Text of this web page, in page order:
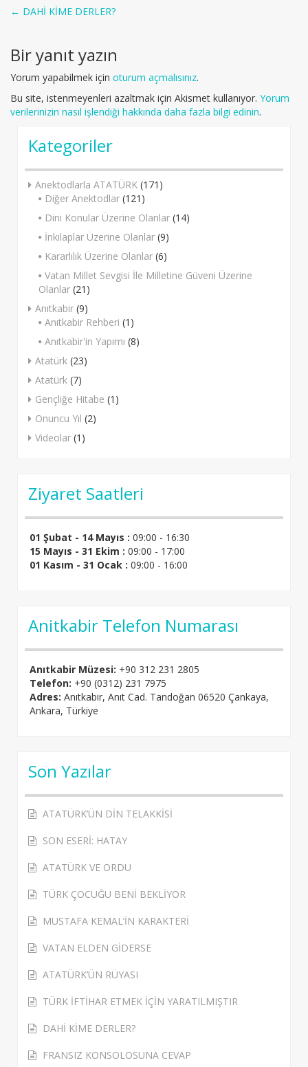
Post
navigation
← DAHİ KİME DERLER?
Bir yanıt yazın
Yorum yapabilmek için oturum açmalısınız.
Bu site, istenmeyenleri azaltmak için Akismet kullanıyor. Yorum
verilerinizin nasıl işlendiği hakkında daha fazla bilgi edinin.
Kategoriler
Anektodlarla ATATÜRK (171)
Diğer Anektodlar (121)
Dini Konular Üzerine Olanlar (14)
İnkılaplar Üzerine Olanlar (9)
Kararlılık Üzerine Olanlar (6)
Vatan Millet Sevgisi İle Milletine Güveni Üzerine
Olanlar (21)
Anıtkabir (9)
Anıtkabir Rehberi (1)
Anıtkabir'in Yapımı (8)
Atatürk (23)
Atatürk (7)
Gençliğe Hitabe (1)
Onuncu Yıl (2)
Videolar (1)
Ziyaret Saatleri
01 Şubat - 14 Mayıs : 09:00 - 16:30
15 Mayıs - 31 Ekim : 09:00 - 17:00
01 Kasım - 31 Ocak : 09:00 - 16:00
Anitkabir Telefon Numarası
Anıtkabir Müzesi: +90 312 231 2805
Telefon: +90 (0312) 231 7975
Adres: Anıtkabir, Anıt Cad. Tandoğan 06520 Çankaya,
Ankara, Türkiye
Son Yazılar
ATATÜRK’ÜN DİN TELAKKİSİ
SON ESERİ: HATAY
ATATÜRK VE ORDU
TÜRK ÇOCUĞU BENİ BEKLİYOR
MUSTAFA KEMAL’İN KARAKTERİ
VATAN ELDEN GİDERSE
ATATÜRK’ÜN RÜYASI
TÜRK İFTİHAR ETMEK İÇİN YARATILMIŞTIR
DAHİ KİME DERLER?
FRANSIZ KONSOLOSUNA CEVAP